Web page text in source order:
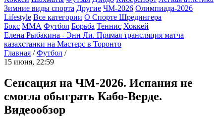
Зимние виды спорта Другие ЧМ-2026 Олимпиада-2026
Lifestyle Все категории О Спорте Шредингера
Бокс ММА Футбол Борьба Теннис Хоккей
Елена Рыбакина - Энн Ли. Прямая трансляция матча
казахстанки на Мастерс в Торонто
Главная / Футбол /
15 июня, 22:59
Сенсация на ЧМ-2026. Испания не
смогла обыграть Кабо-Верде.
Видеообзор